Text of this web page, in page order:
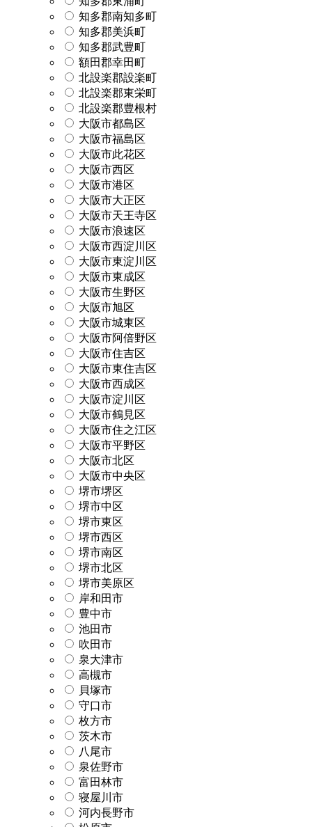
知多郡南知多町
知多郡美浜町
知多郡武豊町
額田郡幸田町
北設楽郡設楽町
北設楽郡東栄町
北設楽郡豊根村
大阪市都島区
大阪市福島区
大阪市此花区
大阪市西区
大阪市港区
大阪市大正区
大阪市天王寺区
大阪市浪速区
大阪市西淀川区
大阪市東淀川区
大阪市東成区
大阪市生野区
大阪市旭区
大阪市城東区
大阪市阿倍野区
大阪市住吉区
大阪市東住吉区
大阪市西成区
大阪市淀川区
大阪市鶴見区
大阪市住之江区
大阪市平野区
大阪市北区
大阪市中央区
堺市堺区
堺市中区
堺市東区
堺市西区
堺市南区
堺市北区
堺市美原区
岸和田市
豊中市
池田市
吹田市
泉大津市
高槻市
貝塚市
守口市
枚方市
茨木市
八尾市
泉佐野市
富田林市
寝屋川市
河内長野市